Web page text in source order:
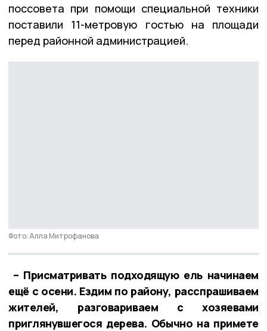
поссовета при помощи специальной техники
поставили 11-метровую гостью на площади
перед районной администрацией.
Фото: Алла Митрофанова
– Присматривать подходящую ель начинаем
ещё с осени. Ездим по району, расспрашиваем
жителей, разговариваем с хозяевами
приглянувшегося дерева. Обычно на примете